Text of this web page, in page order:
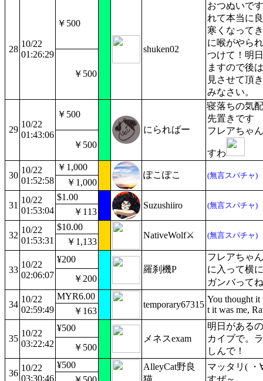
28
10/22
01:26:29
￥500
shuken02
おつぬいで
れて本当に
寒くなって
に喉がやら
つけて！明
ますので後
見させて頂
みなさい。
￥500
29
10/22
01:43:06
￥500
にらればー
寝落ちの気
先置きです
フレアちゃ
すわ
￥500
30
10/22
01:52:58
￥1,000
ぽこぽこ (無言スパチャ)
￥1,000
31
10/22
01:53:04
$1.00
Suzushiiro
(無言スパチャ)
￥113
32
10/22
01:53:31
$10.00
NativeWolf⚔
(無言スパチャ)
￥1,133
33
10/22
02:06:07
¥200
羅刹機P
フレアちゃ
に入って横
ガンバってね
￥200
34
10/22
02:59:49
MYR6.00
temporary67315
You thought
t it was me,
￥163
35
10/22
03:22:42
¥500
メネスexam
明日がある
カイブで。
しんで！
￥500
36
10/22
03:30:46
¥500
AlleyCat野良
猫
マッタリ( ・
すぜ～